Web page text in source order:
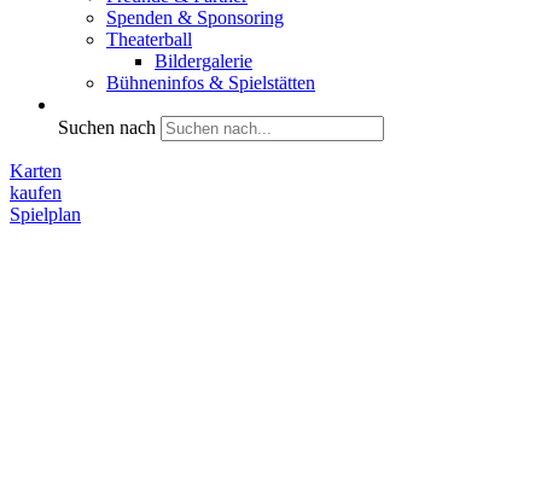
Spenden & Sponsoring
Theaterball
Bildergalerie
Bühneninfos & Spielstätten
Suchen nach
Karten
kaufen
Spielplan